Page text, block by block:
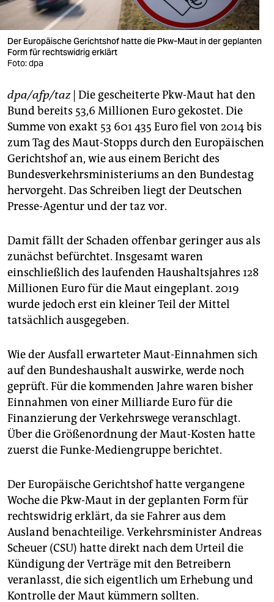
verlag
veranstaltungen
shop
fragen & hilfe
unterstützen
abo
genossenschaft
epaper login
Der Europäische Gerichtshof hatte die Pkw-Maut in der geplanten
Form für rechtswidrig erklärt
Foto: dpa
dpa/afp/taz| Die gescheiterte Pkw-Maut hat den
Bund bereits 53,6 Millionen Euro gekostet. Die
Summe von exakt 53 601 435 Euro fiel von 2014 bis
zum Tag des Maut-Stopps durch den Europäischen
Gerichtshof an, wie aus einem Bericht des
Bundesverkehrsministeriums an den Bundestag
hervorgeht. Das Schreiben liegt der Deutschen
Presse-Agentur und der taz vor.
Damit fällt der Schaden offenbar geringer aus als
zunächst befürchtet. Insgesamt waren
einschließlich des laufenden Haushaltsjahres 128
Millionen Euro für die Maut eingeplant. 2019
wurde jedoch erst ein kleiner Teil der Mittel
tatsächlich ausgegeben.
Wie der Ausfall erwarteter Maut-Einnahmen sich
auf den Bundeshaushalt auswirke, werde noch
geprüft. Für die kommenden Jahre waren bisher
Einnahmen von einer Milliarde Euro für die
Finanzierung der Verkehrswege veranschlagt.
Über die Größenordnung der Maut-Kosten hatte
zuerst die Funke-Mediengruppe berichtet.
Der Europäische Gerichtshof hatte vergangene
Woche die Pkw-Maut in der geplanten Form für
rechtswidrig erklärt, da sie Fahrer aus dem
Ausland benachteilige. Verkehrsminister Andreas
Scheuer (CSU) hatte direkt nach dem Urteil die
Kündigung der Verträge mit den Betreibern
veranlasst, die sich eigentlich um Erhebung und
Kontrolle der Maut kümmern sollten.